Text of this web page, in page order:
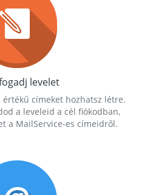
levelet
címeket hozhatsz létre.
a leveleid a cél fiókodban,
a MailService-es címeidről.